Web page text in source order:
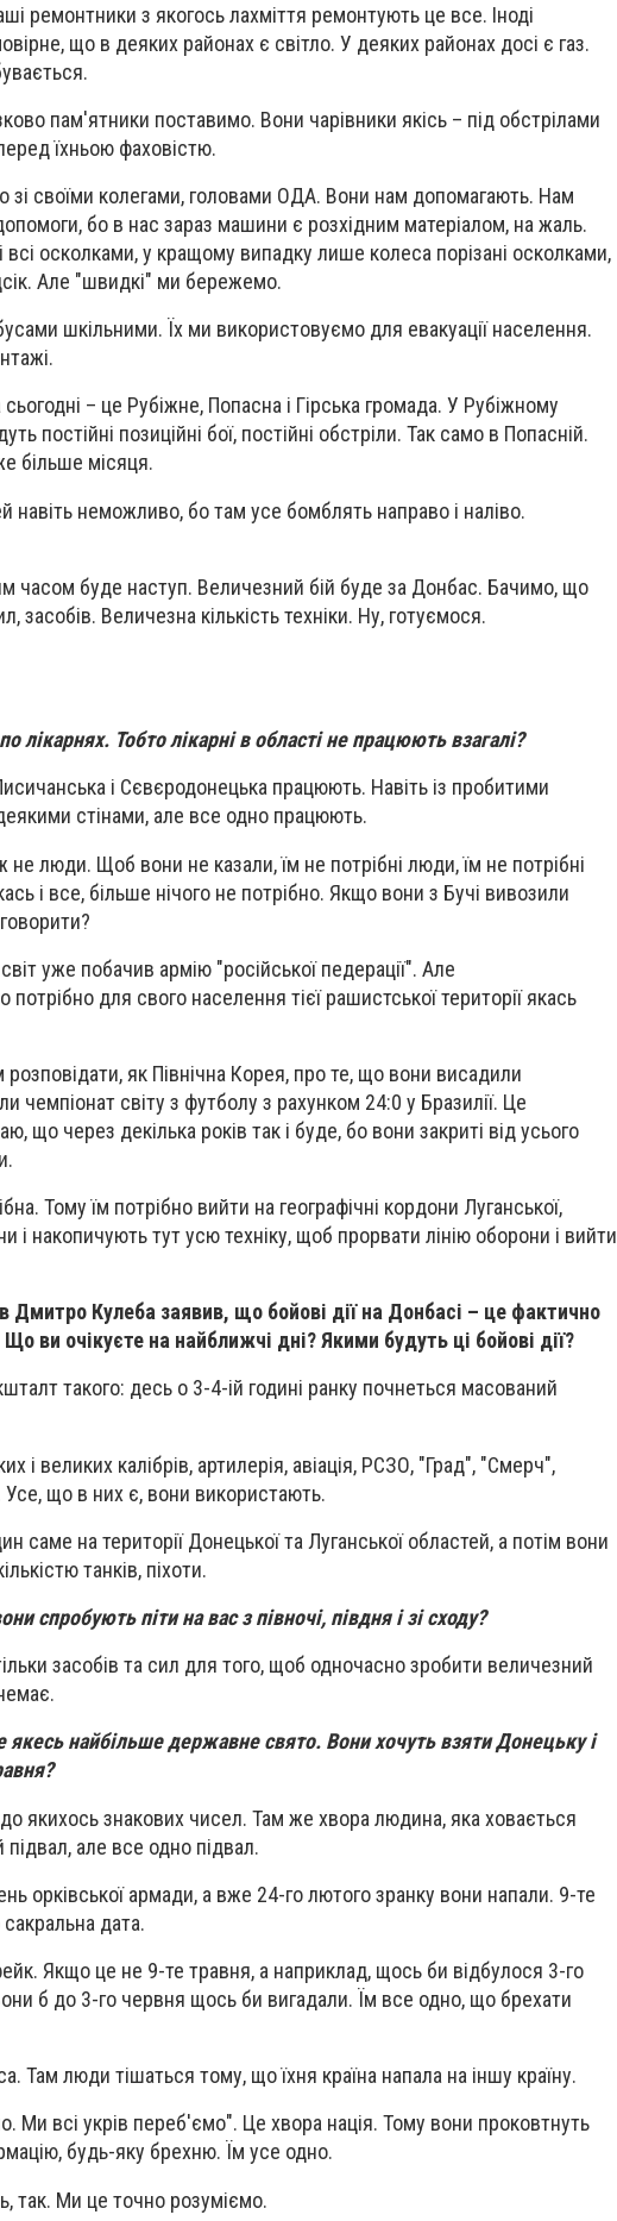
ремонтники з якогось лахміття ремонтують це все. Іноді
що в деяких районах є світло. У деяких районах досі є газ.
пам'ятники поставимо. Вони чарівники якісь – під обстрілами
їхньою фаховістю.
зі своїми колегами, головами ОДА. Вони нам допомагають. Нам
бо в нас зараз машини є розхідним матеріалом, на жаль.
всі осколками, у кращому випадку лише колеса порізані осколками,
Але "швидкі" ми бережемо.
шкільними. Їх ми використовуємо для евакуації населення.
– це Рубіжне, Попасна і Гірська громада. У Рубіжному
постійні позиційні бої, постійні обстріли. Так само в Попасній.
більше місяця.
неможливо, бо там усе бомблять направо і наліво.
часом буде наступ. Величезний бій буде за Донбас. Бачимо, що
засобів. Величезна кількість техніки. Ну, готуємося.
лікарнях. Тобто лікарні в області не працюють взагалі?
і Сєвєродонецька працюють. Навіть із пробитими
стінами, але все одно працюють.
люди. Щоб вони не казали, їм не потрібні люди, їм не потрібні
і все, більше нічого не потрібно. Якщо вони з Бучі вивозили
уже побачив армію "російської педерації". Але
потрібно для свого населення тієї рашистської території якась
розповідати, як Північна Корея, про те, що вони висадили
чемпіонат світу з футболу з рахунком 24:0 у Бразилії. Це
що через декілька років так і буде, бо вони закриті від усього
Тому їм потрібно вийти на географічні кордони Луганської,
і накопичують тут усю техніку, щоб прорвати лінію оборони і вийти
Дмитро Кулеба заявив, що бойові дії на Донбасі – це фактично
ви очікуєте на найближчі дні? Якими будуть ці бойові дії?
такого: десь о 3-4-ій годині ранку почнеться масований
і великих калібрів, артилерія, авіація, РСЗО, "Град", "Смерч",
що в них є, вони використають.
саме на території Донецької та Луганської областей, а потім вони
танків, піхоти.
спробують піти на вас з півночі, півдня і зі сходу?
засобів та сил для того, щоб одночасно зробити величезний
якесь найбільше державне свято. Вони хочуть взяти Донецьку і
якихось знакових чисел. Там же хвора людина, яка ховається
але все одно підвал.
орківської армади, а вже 24-го лютого зранку вони напали. 9-те
дата.
Якщо це не 9-те травня, а наприклад, щось би відбулося 3-го
б до 3-го червня щось би вигадали. Їм все одно, що брехати
Там люди тішаться тому, що їхня країна напала на іншу країну.
Ми всі укрів переб'ємо". Це хвора нація. Тому вони проковтнуть
будь-яку брехню. Їм усе одно.
так. Ми це точно розуміємо.